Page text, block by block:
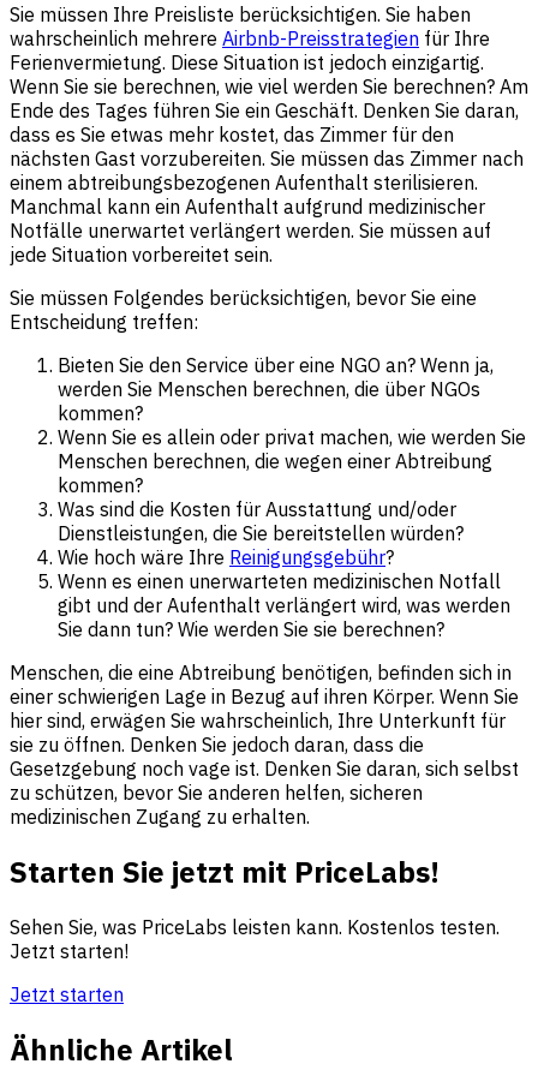
Sie müssen Ihre Preisliste berücksichtigen. Sie haben
wahrscheinlich mehrere Airbnb-Preisstrategien für Ihre
Ferienvermietung. Diese Situation ist jedoch einzigartig.
Wenn Sie sie berechnen, wie viel werden Sie berechnen? Am
Ende des Tages führen Sie ein Geschäft. Denken Sie daran,
dass es Sie etwas mehr kostet, das Zimmer für den
nächsten Gast vorzubereiten. Sie müssen das Zimmer nach
einem abtreibungsbezogenen Aufenthalt sterilisieren.
Manchmal kann ein Aufenthalt aufgrund medizinischer
Notfälle unerwartet verlängert werden. Sie müssen auf
jede Situation vorbereitet sein.
Sie müssen Folgendes berücksichtigen, bevor Sie eine
Entscheidung treffen:
Bieten Sie den Service über eine NGO an? Wenn ja,
werden Sie Menschen berechnen, die über NGOs
kommen?
Wenn Sie es allein oder privat machen, wie werden Sie
Menschen berechnen, die wegen einer Abtreibung
kommen?
Was sind die Kosten für Ausstattung und/oder
Dienstleistungen, die Sie bereitstellen würden?
Wie hoch wäre Ihre Reinigungsgebühr?
Wenn es einen unerwarteten medizinischen Notfall
gibt und der Aufenthalt verlängert wird, was werden
Sie dann tun? Wie werden Sie sie berechnen?
Menschen, die eine Abtreibung benötigen, befinden sich in
einer schwierigen Lage in Bezug auf ihren Körper. Wenn Sie
hier sind, erwägen Sie wahrscheinlich, Ihre Unterkunft für
sie zu öffnen. Denken Sie jedoch daran, dass die
Gesetzgebung noch vage ist. Denken Sie daran, sich selbst
zu schützen, bevor Sie anderen helfen, sicheren
medizinischen Zugang zu erhalten.
Starten Sie jetzt mit PriceLabs!
Sehen Sie, was PriceLabs leisten kann. Kostenlos testen.
Jetzt starten!
Jetzt starten
Ähnliche Artikel